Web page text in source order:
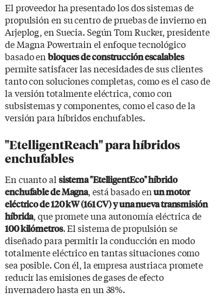
El proveedor ha presentado los dos sistemas de
propulsión en su centro de pruebas de invierno en
Arjeplog, en Suecia. Según Tom Rucker, presidente
de Magna Powertrain el enfoque tecnológico
basado enbloques de construcción escalables
permite satisfacer las necesidades de sus clientes
tanto con soluciones completas, como es el caso de
la versión totalmente eléctrica, como con
subsistemas y componentes, como el caso de la
versión para híbridos enchufables.
"EtelligentReach" para híbridos
enchufables
En cuanto al sistema "EtelligentEco" híbrido
enchufable de Magna, está basado enun motor
eléctrico de 120 kW (161 CV) y una nueva transmisión
híbrida, que promete una autonomía eléctrica de
100 kilómetros. El sistema de propulsión se
diseñado para permitir la conducción en modo
totalmente eléctrico en tantas situaciones como
sea posible. Con él, la empresa austriaca promete
reducir las emisiones de gases de efecto
invernadero hasta en un 38%.